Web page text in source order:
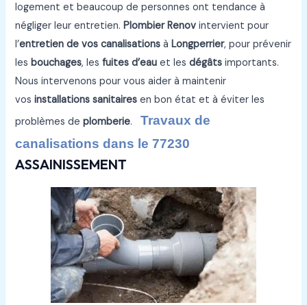
logement et beaucoup de personnes ont tendance à
négliger leur entretien.Plombier Renov intervient pour
l’entretien de vos canalisations àLongperrier, pour prévenir
lesbouchages, lesfuites d’eau et lesdégâts importants.
Nous intervenons pour vous aider à maintenir
vosinstallations sanitaires en bon état et à éviter les
problèmes deplomberie. Travaux de
canalisations dans le 77230
ASSAINISSEMENT